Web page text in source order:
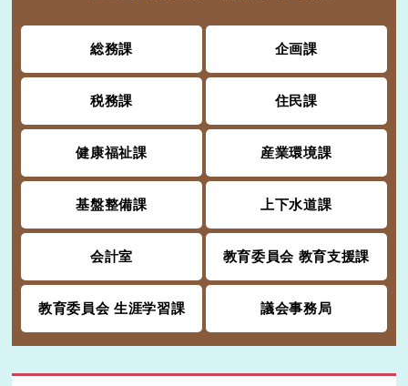
総務課 企画課
税務課 住民課
健康福祉課 産業環境課
基盤整備課 上下水道課
会計室 教育委員会 教育支援課
教育委員会 生涯学習課 議会事務局